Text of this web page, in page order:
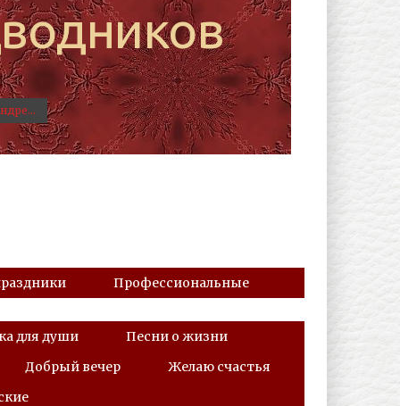
Профессиональные
для души
Песни о жизни
Добрый вечер
Желаю счастья